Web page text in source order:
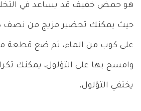
هو حمض خفيف قد يساعد في
حيث يمكنك تحضير مزيج من نصف
على كوب من الماء، ثم ضع قطعة
وامسح بها على الثؤلول، يمكنك
يختفي الثؤلول.